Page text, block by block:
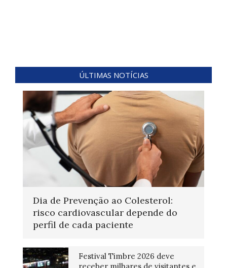
ÚLTIMAS NOTÍCIAS
Dia de Prevenção ao Colesterol:
risco cardiovascular depende do
perfil de cada paciente
Festival Timbre 2026 deve